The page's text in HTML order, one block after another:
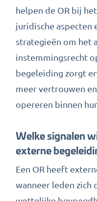
helpen de OR bij
juridische aspecten
strategieën om het
instemmingsrecht
begeleiding zorgt
meer vertrouwen
opereren binnen
Welke signalen
externe
Een OR heeft
wanneer leden zich